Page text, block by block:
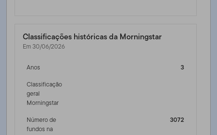
Classificações históricas da Morningstar
Em 30/06/2026
Anos
3
Classificação
geral
Morningstar
Número de
fundos na
3072